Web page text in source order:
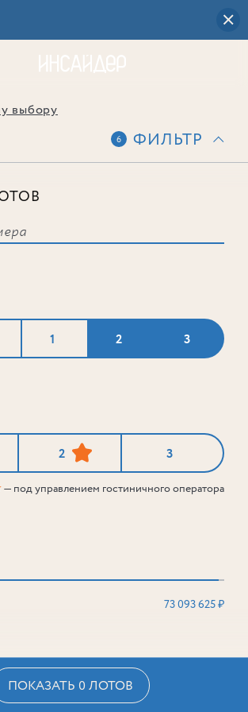
выбору
6 ФИЛЬТР
1 2 3
2 3
— под управлением гостиничного оператора
73 093 625 ₽
ПОКАЗАТЬ 0 ЛОТОВ
ни одного лота